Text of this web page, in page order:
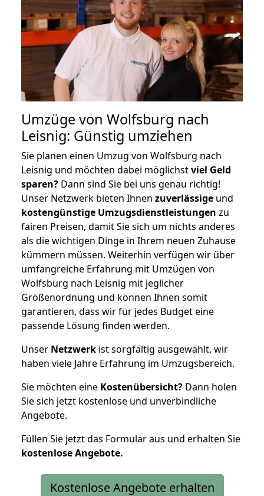
Umzüge von Wolfsburg nach
Leisnig: Günstig umziehen
Sie planen einen Umzug von Wolfsburg nach
Leisnig und möchten dabei möglichstviel Geld
sparen? Dann sind Sie bei uns genau richtig!
Unser Netzwerk bieten Ihnen zuverlässige und
kostengünstige Umzugsdienstleistungen zu
fairen Preisen, damit Sie sich um nichts anderes
als die wichtigen Dinge in Ihrem neuen Zuhause
kümmern müssen. Weiterhin verfügen wir über
umfangreiche Erfahrung mit Umzügen von
Wolfsburg nach Leisnig mit jeglicher
Größenordnung und können Ihnen somit
garantieren, dass wir für jedes Budget eine
passende Lösung finden werden.
Unser Netzwerk ist sorgfältig ausgewählt, wir
haben viele Jahre Erfahrung im Umzugsbereich.
Sie möchten eine Kostenübersicht? Dann holen
Sie sich jetzt kostenlose und unverbindliche
Angebote.
Füllen Sie jetzt das Formular aus und erhalten Sie
kostenloseAngebote.
Kostenlose Angebote erhalten